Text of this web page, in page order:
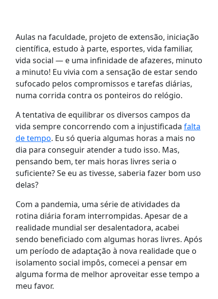
Aulas na faculdade, projeto de extensão, iniciação
científica, estudo à parte, esportes, vida familiar,
vida social — e uma infinidade de afazeres, minuto
a minuto! Eu vivia com a sensação de estar sendo
sufocado pelos compromissos e tarefas diárias,
numa corrida contra os ponteiros do relógio.
A tentativa de equilibrar os diversos campos da
vida sempre concorrendo com a injustificada falta
de tempo. Eu só queria algumas horas a mais no
dia para conseguir atender a tudo isso. Mas,
pensando bem, ter mais horas livres seria o
suficiente? Se eu as tivesse, saberia fazer bom uso
delas?
Com a pandemia, uma série de atividades da
rotina diária foram interrompidas. Apesar de a
realidade mundial ser desalentadora, acabei
sendo beneficiado com algumas horas livres. Após
um período de adaptação à nova realidade que o
isolamento social impôs, comecei a pensar em
alguma forma de melhor aproveitar esse tempo a
meu favor.